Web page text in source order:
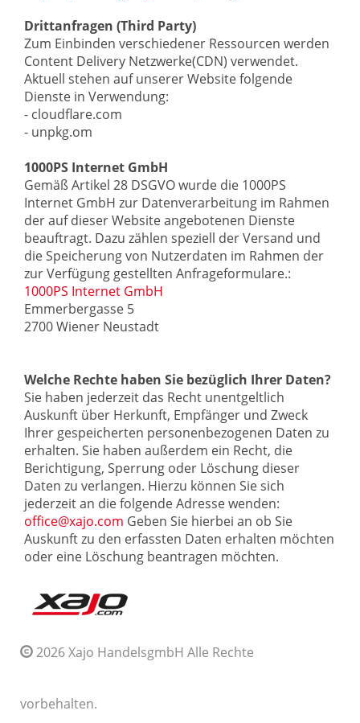
Drittanfragen (Third Party)
Zum Einbinden verschiedener Ressourcen werden
Content Delivery Netzwerke(CDN) verwendet.
Aktuell stehen auf unserer Website folgende
Dienste in Verwendung:
- cloudflare.com
- unpkg.om
1000PS Internet GmbH
Gemäß Artikel 28 DSGVO wurde die 1000PS
Internet GmbH zur Datenverarbeitung im Rahmen
der auf dieser Website angebotenen Dienste
beauftragt. Dazu zählen speziell der Versand und
die Speicherung von Nutzerdaten im Rahmen der
zur Verfügung gestellten Anfrageformulare.:
1000PS Internet GmbH
Emmerbergasse 5
2700 Wiener Neustadt
Welche Rechte haben Sie bezüglich Ihrer Daten?
Sie haben jederzeit das Recht unentgeltlich
Auskunft über Herkunft, Empfänger und Zweck
Ihrer gespeicherten personenbezogenen Daten zu
erhalten. Sie haben außerdem ein Recht, die
Berichtigung, Sperrung oder Löschung dieser
Daten zu verlangen. Hierzu können Sie sich
jederzeit an die folgende Adresse wenden:
office@xajo.com Geben Sie hierbei an ob Sie
Auskunft zu den erfassten Daten erhalten möchten
oder eine Löschung beantragen möchten.
2026 Xajo HandelsgmbH Alle Rechte
vorbehalten.